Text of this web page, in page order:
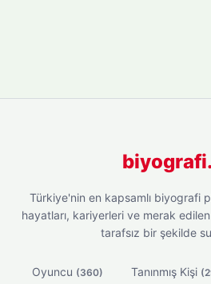
Türkiye'nin en kapsamlı biyografi
hayatları, kariyerleri ve merak
tarafsız bir şekilde
Oyuncu (360) Tanınmış Kişi